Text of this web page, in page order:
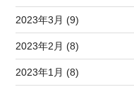
2023年3月 (9)
2023年2月 (8)
2023年1月 (8)